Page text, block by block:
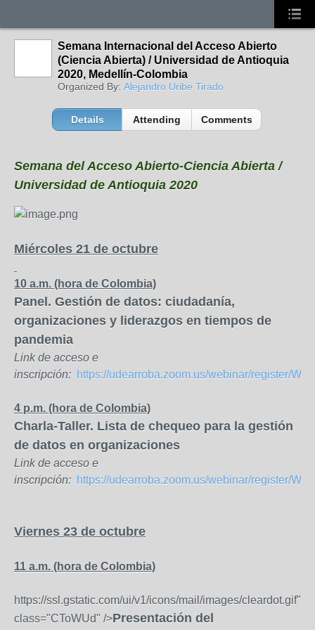
Semana Internacional del Acceso Abierto
(Ciencia Abierta) / Universidad de Antioquia
2020, Medellín-Colombia
Organized By: Alejandro Uribe Tirado
Details Attending Comments
Semana del Acceso Abierto-Ciencia Abierta /
Universidad de Antioquia 2020
Miércoles 21 de octubre
10 a.m. (hora de Colombia)
Panel. Gestión de datos: ciudadanía,
organizaciones y liderazgos en tiempos de
pandemia
Link de acceso e
inscripción: https://udearroba.zoom.us/webinar/register/
4 p.m. (hora de Colombia)
Charla-Taller. Lista de chequeo para la gestión
de datos en organizaciones
Link de acceso e
inscripción: https://udearroba.zoom.us/webinar/register/
Viernes 23 de octubre
11 a.m. (hora de Colombia)
https://ssl.gstatic.com/ui/v1/icons/mail/images/cleardot.gif"
class="CToWUd" />Presentación del